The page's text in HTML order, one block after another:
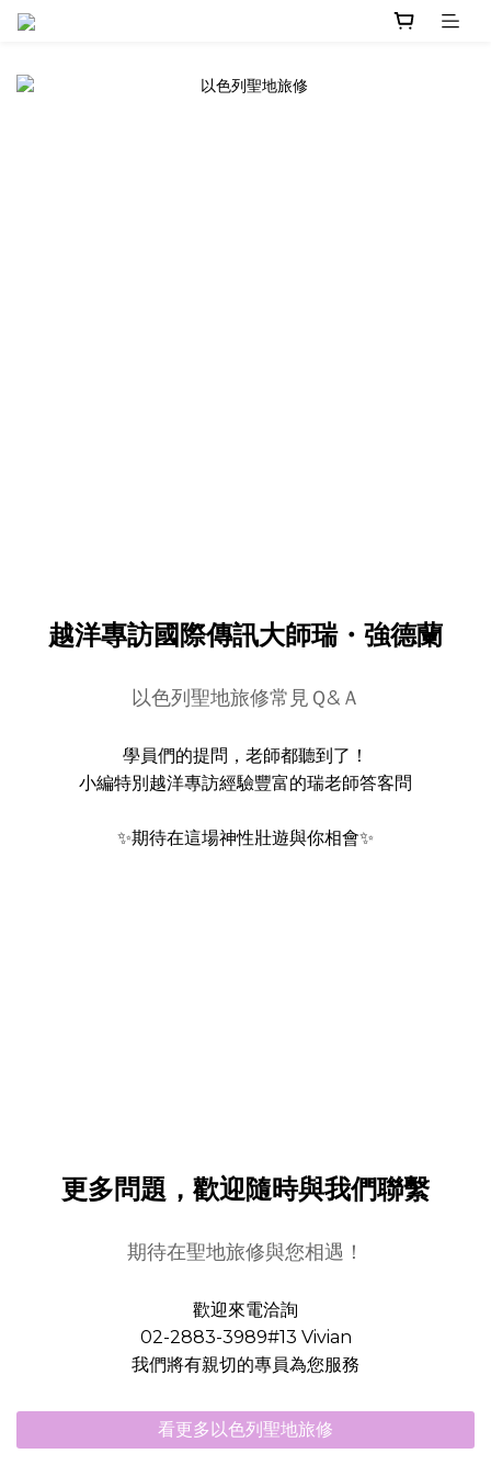
越洋專訪國際傳訊大師瑞・強德蘭
以色列聖地旅修常見Ｑ&Ａ
學員們的提問，老師都聽到了！
小編特別越洋專訪經驗豐富的瑞老師答客問
✨期待在這場神性壯遊與你相會✨
更多問題，歡迎隨時與我們聯繫
期待在聖地旅修與您相遇！
歡迎來電洽詢
02-2883-3989#13 Vivian
我們將有親切的專員為您服務
看更多以色列聖地旅修